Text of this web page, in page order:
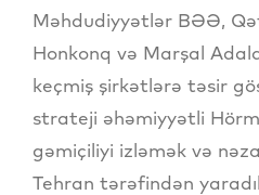
Məhdudiyyətlər BƏƏ,
Honkonq və Marşal
keçmiş şirkətlərə təsir
strateji əhəmiyyətli
gəmiçiliyi izləmək və
Tehran tərəfindən